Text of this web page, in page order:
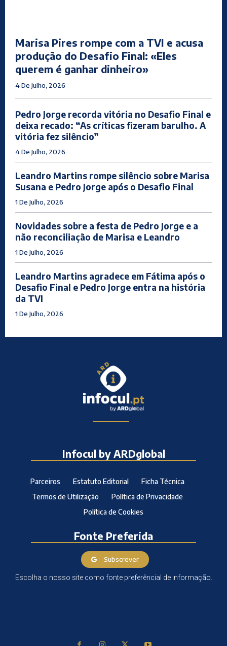
Marisa Pires rompe com a TVI e acusa
produção do Desafio Final: «Eles
querem é ganhar dinheiro»
4 De Julho, 2026
Pedro Jorge recorda vitória no Desafio Final e
deixa recado: “As críticas fizeram barulho. A
vitória fez silêncio”
4 De Julho, 2026
Leandro Martins rompe silêncio sobre Marisa
Susana e Pedro Jorge após o Desafio Final
1 De Julho, 2026
Novidades sobre a festa de Pedro Jorge e a
não reconciliação de Marisa e Leandro
1 De Julho, 2026
Leandro Martins agradece em Fátima após o
Desafio Final e Pedro Jorge entra na história
da TVI
1 De Julho, 2026
Infocul by ARDglobal
Parceiros Estatuto Editorial
Ficha Técnica
Termos de Utilização
Política de Privacidade
Política de Cookies
Fonte Preferida
Subscrever
Escolha o nosso site como fonte preferêncial de informação.